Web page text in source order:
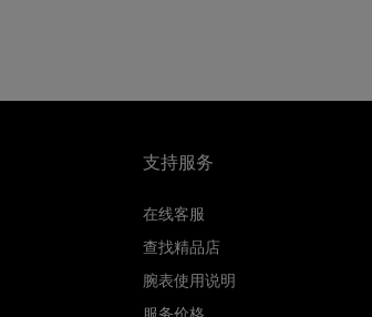
支持服务
在线客服
查找精品店
腕表使用说明